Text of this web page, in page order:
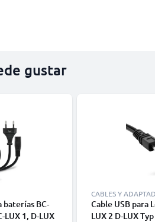
gustar
baterías BC-
LUX 1, D-LUX
CABLES Y
Cable USB para
LUX 2 D-LUX